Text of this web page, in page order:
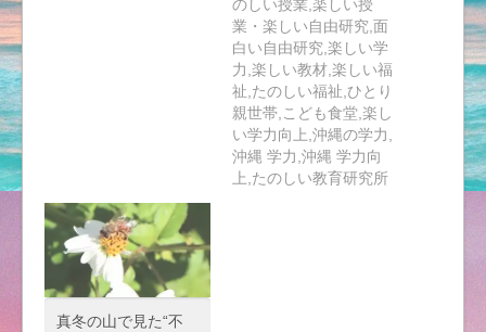
のしい授業,楽しい授
業・楽しい自由研究,面
白い自由研究,楽しい学
力,楽しい教材,楽しい福
祉,たのしい福祉,ひとり
親世帯,こども食堂,楽し
い学力向上,沖縄の学力,
沖縄 学力,沖縄 学力向
上,たのしい教育研究所
真冬の山で見た“不